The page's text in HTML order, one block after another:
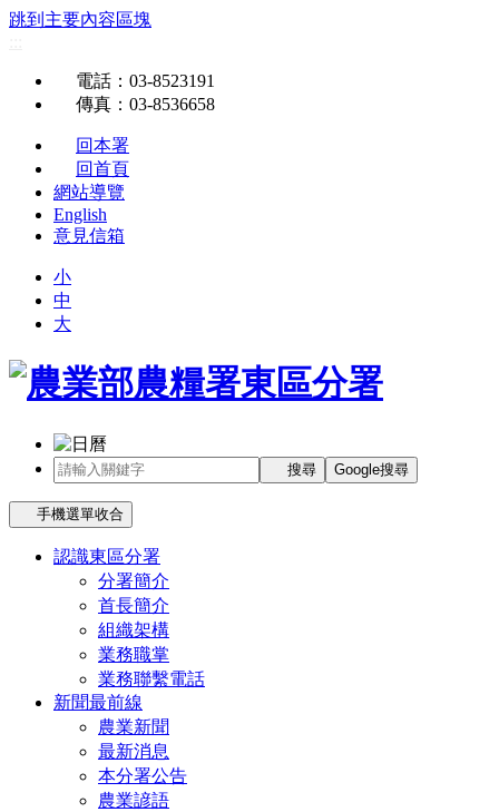
跳到主要內容區塊
電話 ：03-8523191
傳真 ：03-8536658
回本署
回首頁
網站導覽
English
意見信箱
小
中
大
搜尋 Google搜尋
手機選單收合
認識東區分署
分署簡介
首長簡介
組織架構
業務職掌
業務聯繫電話
新聞最前線
農業新聞
最新消息
本分署公告
農業諺語